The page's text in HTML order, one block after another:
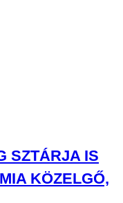
SZTÁRJA IS
KÖZELGŐ,